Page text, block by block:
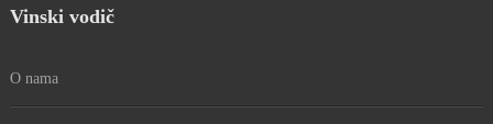
Vinski vodič
O nama